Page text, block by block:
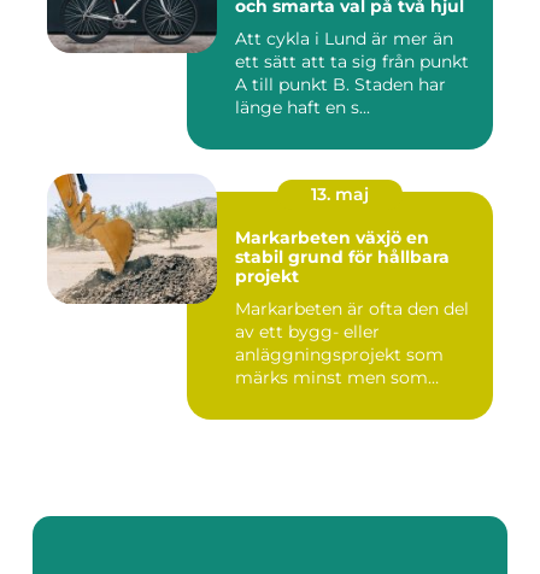
och smarta val på två hjul
Att cykla i Lund är mer än
ett sätt att ta sig från punkt
A till punkt B. Staden har
länge haft en s...
13. maj
Markarbeten växjö en
stabil grund för hållbara
projekt
Markarbeten är ofta den del
av ett bygg- eller
anläggningsprojekt som
märks minst men som